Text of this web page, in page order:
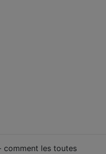
comment les toutes